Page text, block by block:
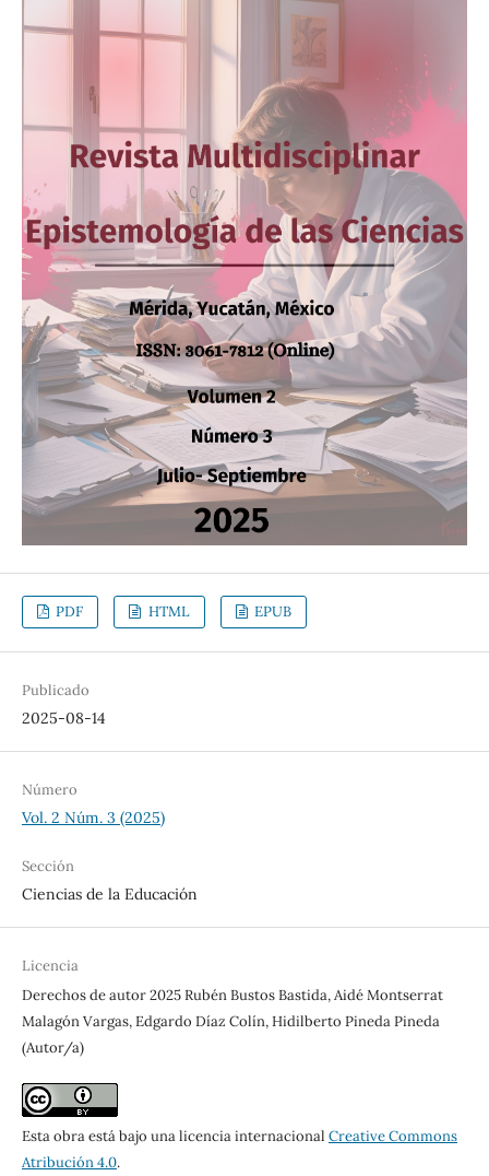
PDF HTML EPUB
Publicado
2025-08-14
Número
Vol. 2 Núm. 3 (2025)
Sección
Ciencias de la Educación
Licencia
Derechos de autor 2025 Rubén Bustos Bastida, Aidé Montserrat
Malagón Vargas, Edgardo Díaz Colín, Hidilberto Pineda Pineda
(Autor/a)
Esta obra está bajo una licencia internacional Creative Commons
Atribución 4.0.